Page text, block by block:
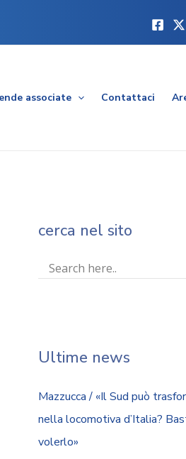
associate Contattaci
cerca nel sito
Ultime news
Mazzucca / «Il Sud può
nella locomotiva d’Italia?
volerlo»